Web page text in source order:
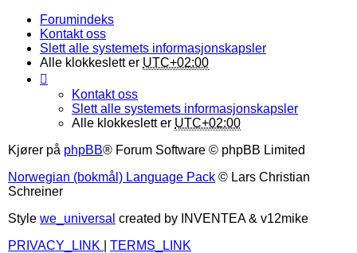
Forumindeks
Kontakt oss
Slett alle systemets informasjonskapsler
Alle klokkeslett er UTC+02:00
Kontakt oss
Slett alle systemets informasjonskapsler
Alle klokkeslett er UTC+02:00
Kjører på phpBB® Forum Software © phpBB Limited
Norwegian (bokmål) Language Pack © Lars Christian
Schreiner
Style we_universal created by INVENTEA & v12mike
PRIVACY_LINK
TERMS_LINK